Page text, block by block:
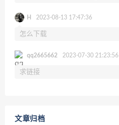
H 2023-08-13 17:47:36
怎么下载
qq2665662 2023-07-30 21:23:56
求链接
文章归档